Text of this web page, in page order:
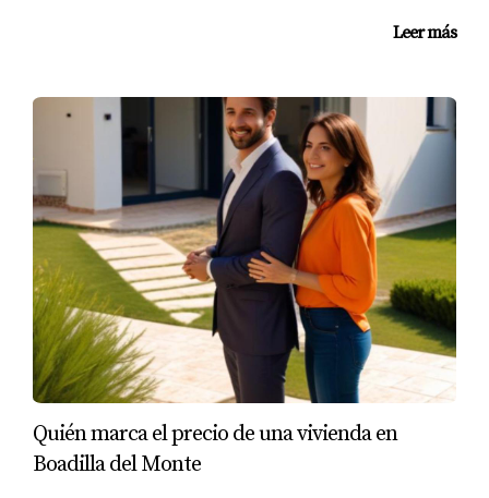
su oferta cultural, servicios y potencial de revalorización.
atractiva para compradores extranjeros?
Es fundamental resaltar las características únicas de tu
propiedad y proporcionar información sobre el
vecindario, incluyendo escuelas cercanas, opciones
gastronómicas y actividades recreativas.
¿Qué papel juega la sostenibilidad en las
decisiones de compra?
Cada vez más compradores internacionales valoran
propiedades sostenibles con eficiencia energética o
decisión.
Leer más
Quién marca el precio de una vivienda en
Boadilla del Monte